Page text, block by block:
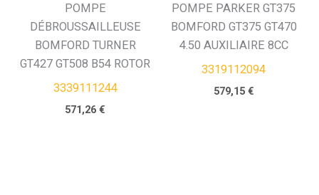
POMPE
DÉBROUSSAILLEUSE
BOMFORD TURNER
GT427 GT508 B54 ROTOR
3339111244
571,26€
POMPE PARKER GT375
BOMFORD GT375 GT470
4.50 AUXILIAIRE 8CC
3319112094
579,15 €